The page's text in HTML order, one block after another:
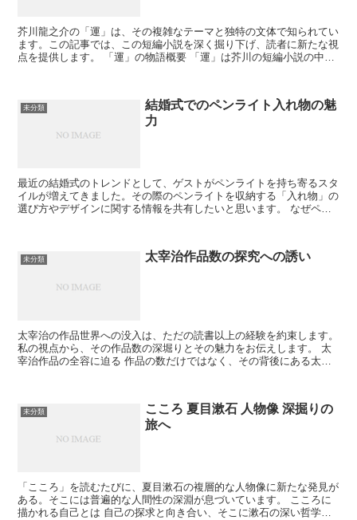
芥川龍之介の「運」は、その複雑なテーマと独特の文体で知られてい
ます。この記事では、この短編小説を深く掘り下げ、読者に新たな視
点を提供します。 「運」の物語概要 「運」は芥川の短編小説の中で
未分類
結婚式でのペンライト入れ物の魅
力
最近の結婚式のトレンドとして、ゲストがペンライトを持ち寄るスタ
イルが増えてきました。その際のペンライトを収納する「入れ物」の
選び方やデザインに関する情報を共有したいと思います。 なぜペン
未分類 太宰治作品数の探究への誘い
太宰治の作品世界への没入は、ただの読書以上の経験を約束します。
私の視点から、その作品数の深堀りとその魅力をお伝えします。 太
宰治作品の全容に迫る 作品の数だけではなく、その背後にある太宰
未分類
こころ 夏目漱石 人物像 深掘りの
旅へ
「こころ」を読むたびに、夏目漱石の複層的な人物像に新たな発見が
ある。そこには普遍的な人間性の深淵が息づいています。 こころに
描かれる自己とは 自己の探求と向き合い、そこに漱石の深い哲学を